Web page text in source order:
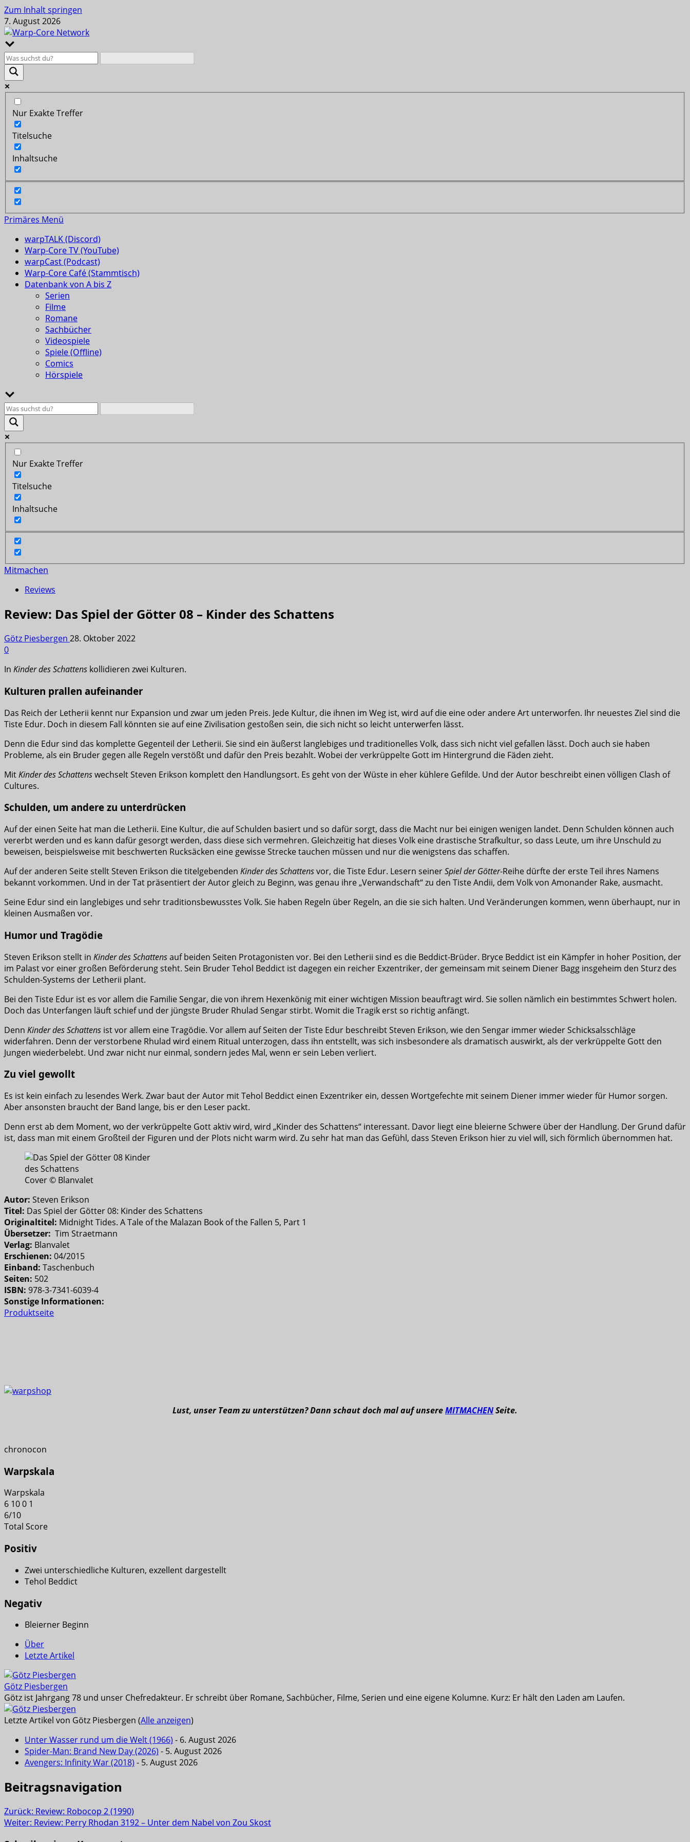
Zum Inhalt springen
7. August 2026
Nur Exakte Treffer
Titelsuche
Inhaltsuche
Primäres Menü
warpTALK (Discord)
Warp-Core TV (YouTube)
warpCast (Podcast)
Warp-Core Café (Stammtisch)
Datenbank von A bis Z
Serien
Filme
Romane
Sachbücher
Videospiele
Spiele (Offline)
Comics
Hörspiele
Nur Exakte Treffer
Titelsuche
Inhaltsuche
Mitmachen
Reviews
Review: Das Spiel der Götter 08 – Kinder des Schattens
Götz Piesbergen 28. Oktober 2022
0
In Kinder des Schattens kollidieren zwei Kulturen.
Kulturen prallen aufeinander
Das Reich der Letherii kennt nur Expansion und zwar um jeden Preis. Jede Kultur, die ihnen im Weg ist, wird auf die eine oder andere Art unterworfen. Ihr neuestes Ziel sind die
Tiste Edur. Doch in diesem Fall könnten sie auf eine Zivilisation gestoßen sein, die sich nicht so leicht unterwerfen lässt.
Denn die Edur sind das komplette Gegenteil der Letherii. Sie sind ein äußerst langlebiges und traditionelles Volk, dass sich nicht viel gefallen lässt. Doch auch sie haben
Probleme, als ein Bruder gegen alle Regeln verstößt und dafür den Preis bezahlt. Wobei der verkrüppelte Gott im Hintergrund die Fäden zieht.
MitKinder des Schattenswechselt Steven Erikson komplett den Handlungsort. Es geht von der Wüste in eher kühlere Gefilde. Und der Autor beschreibt einen völligen Clash of
Cultures.
Schulden, um andere zu unterdrücken
Auf der einen Seite hat man die Letherii. Eine Kultur, die auf Schulden basiert und so dafür sorgt, dass die Macht nur bei einigen wenigen landet. Denn Schulden können auch
vererbt werden und es kann dafür gesorgt werden, dass diese sich vermehren. Gleichzeitig hat dieses Volk eine drastische Strafkultur, so dass Leute, um ihre Unschuld zu
beweisen, beispielsweise mit beschwerten Rucksäcken eine gewisse Strecke tauchen müssen und nur die wenigstens das schaffen.
Auf der anderen Seite stellt Steven Erikson die titelgebenden Kinder des Schattensvor, die Tiste Edur. Lesern seinerSpiel der Götter-Reihe dürfte der erste Teil ihres Namens
bekannt vorkommen. Und in der Tat präsentiert der Autor gleich zu Beginn, was genau ihre „Verwandschaft“ zu den Tiste Andii, dem Volk von Amonander Rake, ausmacht.
Seine Edur sind ein langlebiges und sehr traditionsbewusstes Volk. Sie haben Regeln über Regeln, an die sie sich halten. Und Veränderungen kommen, wenn überhaupt, nur in
kleinen Ausmaßen vor.
Humor und Tragödie
Steven Erikson stellt in Kinder des Schattensauf beiden Seiten Protagonisten vor. Bei den Letherii sind es die Beddict-Brüder. Bryce Beddict ist ein Kämpfer in hoher Position, der
im Palast vor einer großen Beförderung steht. Sein Bruder Tehol Beddict ist dagegen ein reicher Exzentriker, der gemeinsam mit seinem Diener Bagg insgeheim den Sturz des
Schulden-Systems der Letherii plant.
Bei den Tiste Edur ist es vor allem die Familie Sengar, die von ihrem Hexenkönig mit einer wichtigen Mission beauftragt wird. Sie sollen nämlich ein bestimmtes Schwert holen.
Doch das Unterfangen läuft schief und der jüngste Bruder Rhulad Sengar stirbt. Womit die Tragik erst so richtig anfängt.
Denn Kinder des Schattens ist vor allem eine Tragödie. Vor allem auf Seiten der Tiste Edur beschreibt Steven Erikson, wie den Sengar immer wieder Schicksalsschläge
widerfahren. Denn der verstorbene Rhulad wird einem Ritual unterzogen, dass ihn entstellt, was sich insbesondere als dramatisch auswirkt, als der verkrüppelte Gott den
Jungen wiederbelebt. Und zwar nicht nur einmal, sondern jedes Mal, wenn er sein Leben verliert.
Zu viel gewollt
Es ist kein einfach zu lesendes Werk. Zwar baut der Autor mit Tehol Beddict einen Exzentriker ein, dessen Wortgefechte mit seinem Diener immer wieder für Humor sorgen.
Aber ansonsten braucht der Band lange, bis er den Leser packt.
Denn erst ab dem Moment, wo der verkrüppelte Gott aktiv wird, wird „Kinder des Schattens“ interessant. Davor liegt eine bleierne Schwere über der Handlung. Der Grund dafür
ist, dass man mit einem Großteil der Figuren und der Plots nicht warm wird. Zu sehr hat man das Gefühl, dass Steven Erikson hier zu viel will, sich förmlich übernommen hat.
Cover © Blanvalet
Autor: Steven Erikson
Titel: Das Spiel der Götter 08: Kinder des Schattens
Originaltitel: Midnight Tides. A Tale of the Malazan Book of the Fallen 5, Part 1
Übersetzer: Tim Straetmann
Verlag: Blanvalet
Erschienen: 04/2015
Einband: Taschenbuch
Seiten: 502
ISBN: 978-3-7341-6039-4
Sonstige Informationen:
Produktseite
Lust, unser Team zu unterstützen? Dann schaut doch mal auf unsereMITMACHENSeite.
chronocon
Warpskala
Warpskala
6 100 1
6/10
Total Score
Positiv
Zwei unterschiedliche Kulturen, exzellent dargestellt
Tehol Beddict
Negativ
Bleierner Beginn
Über
Letzte Artikel
Götz Piesbergen
Götz ist Jahrgang 78 und unser Chefredakteur. Er schreibt über Romane, Sachbücher, Filme, Serien und eine eigene Kolumne. Kurz: Er hält den Laden am Laufen.
Letzte Artikel von Götz Piesbergen (Alle anzeigen)
Unter Wasser rund um die Welt (1966) - 6. August 2026
Spider-Man: Brand New Day (2026) - 5. August 2026
Avengers: Infinity War (2018) - 5. August 2026
Beitragsnavigation
Zurück: Review: Robocop 2 (1990)
Weiter: Review: Perry Rhodan 3192 – Unter dem Nabel von Zou Skost